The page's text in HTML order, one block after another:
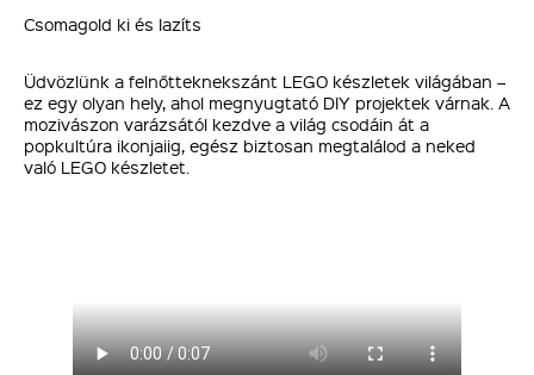
Csomagold ki és lazíts
Üdvözlünk a felnőtteknekszánt LEGO készletek világában –
ez egy olyan hely, ahol megnyugtató DIY projektek várnak. A
mozivászon varázsától kezdve a világ csodáin át a
popkultúra ikonjaiig, egész biztosan megtalálod a neked
való LEGO készletet.